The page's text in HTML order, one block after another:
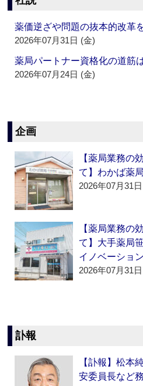
薬価逆ざや問題の抜本的改革
2026年07月31日 (金)
薬局パートナー資格化の道筋
2026年07月24日 (金)
企画
【薬局業務の
て】わかば薬
2026年07月31
【薬局業務の
て】大手薬局
イノベーション
2026年07月31
訃報
【訃報】松本
安委員長など